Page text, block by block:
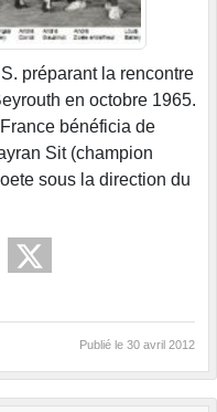
préparant la rencontre
en octobre 1965.
bénéficia de
Sit (champion
sous la direction du
Publié le 30 avril 2012